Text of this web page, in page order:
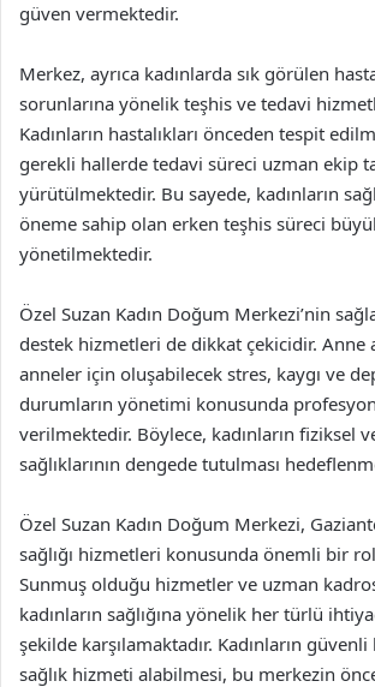
güven vermektedir.
Merkez, ayrıca kadınlarda sık görülen
sorunlarına yönelik teşhis ve tedavi
Kadınların hastalıkları önceden tespit
gerekli hallerde tedavi süreci uzman ekip
yürütülmektedir. Bu sayede, kadınların
öneme sahip olan erken teşhis süreci
yönetilmektedir.
Özel Suzan Kadın Doğum Merkezi’nin
destek hizmetleri de dikkat çekicidir. Anne
anneler için oluşabilecek stres, kaygı ve
durumların yönetimi konusunda
verilmektedir. Böylece, kadınların fiziksel
sağlıklarının dengede tutulması
Özel Suzan Kadın Doğum Merkezi,
sağlığı hizmetleri konusunda önemli bir
Sunmuş olduğu hizmetler ve uzman
kadınların sağlığına yönelik her türlü
şekilde karşılamaktadır. Kadınların
sağlık hizmeti alabilmesi, bu merkezin